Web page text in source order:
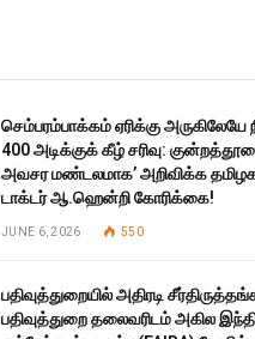
செம்பரம்பாக்கம் ஏரிக்கு அருகிலேயே
400 அடிக்குக் கீழ் சரிவு:
அவசர மண்டலமாக’ அறிவிக்க தமிழக
டாக்டர் ஆ.ஹென்றி கோரிக்கை!
JUNE 6, 2026 550
பதிவுத்துறையில் அதிரடி
பதிவுத்துறை தலைவரிடம் அகில